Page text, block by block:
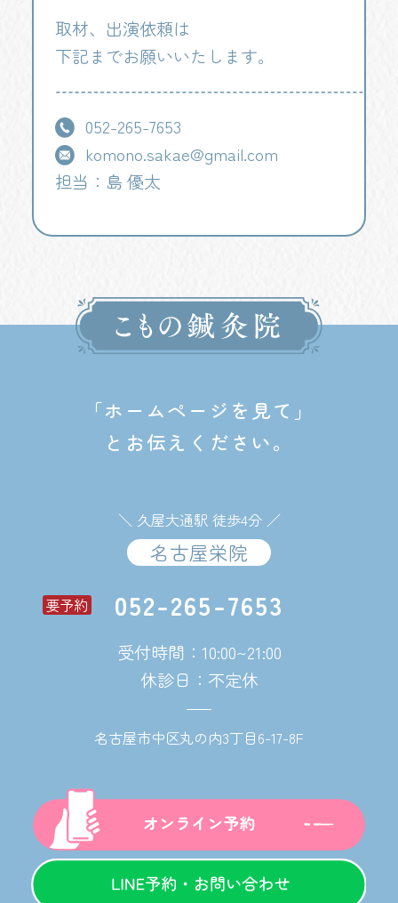
取材、出演依頼は
下記までお願いいたします。
052-265-7653
komono.sakae@gmail.com
担当：島 優太
「ホームページを見て」
とお伝えください。
＼ 久屋大通駅 徒歩4分 ／
名古屋栄院
要予約 052-265-7653
受付時間：10:00~21:00
休診日：不定休
名古屋市中区丸の内3丁目6-17-8F